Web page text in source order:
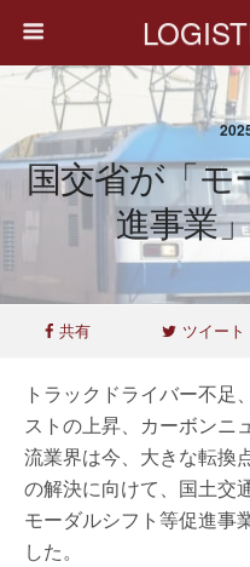
国交省が「モ
進事業
共有 ツイート
トラックドライバー不足
ストの上昇、カーボンニ
流業界は今、大きな転換
の解決に向けて、国土交
モーダルシフト等促進事
した。